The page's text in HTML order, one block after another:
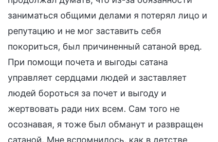
заниматься общими делами я потерял лицо и
репутацию и не мог заставить себя
покориться, был причиненный сатаной вред.
При помощи почета и выгоды сатана
управляет сердцами людей и заставляет
людей бороться за почет и выгоду и
жертвовать ради них всем. Сам того не
осознавая, я тоже был обманут и развращен
сатаной. Мне вспомнилось, как в детстве